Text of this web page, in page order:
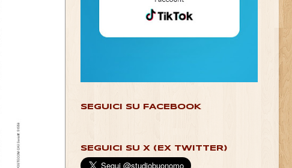
SEGUICI SU FACEBOOK
SEGUICI SU X (EX TWITTER)